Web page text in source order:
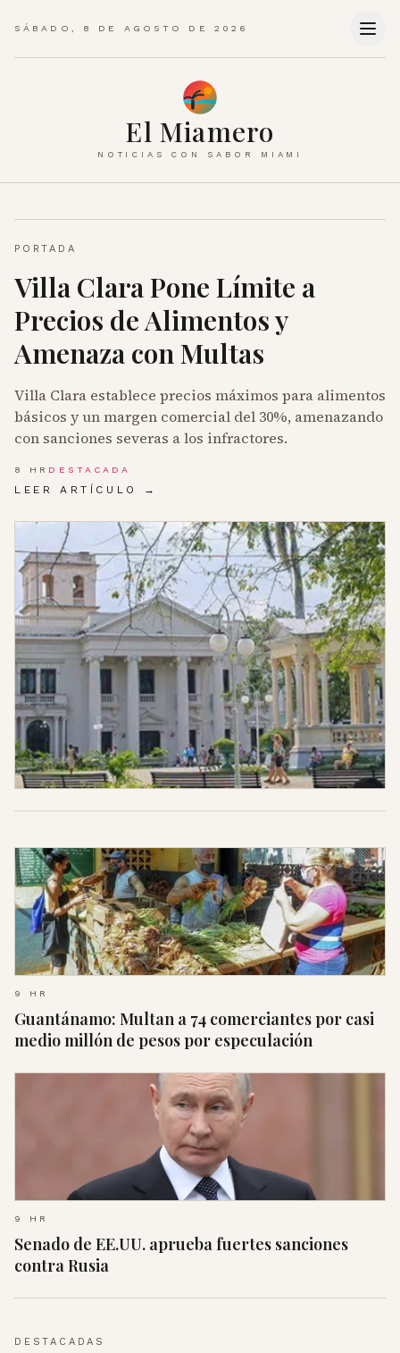
SÁBADO, 8 DE AGOSTO DE 2026
El Miamero
NOTICIAS CON SABOR MIAMI
PORTADA
Villa Clara Pone Límite a
Precios de Alimentos y
Amenaza con Multas
Villa Clara establece precios máximos para alimentos
básicos y un margen comercial del 30%, amenazando
con sanciones severas a los infractores.
8 HR DESTACADA
LEER ARTÍCULO →
9 HR
Guantánamo: Multan a 74 comerciantes por casi
medio millón de pesos por especulación
9 HR
Senado de EE.UU. aprueba fuertes sanciones
contra Rusia
DESTACADAS